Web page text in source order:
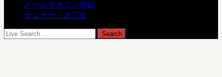
メールマガジン登録
セミナー・オフ会